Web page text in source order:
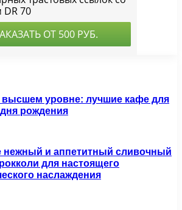
высшем уровне: лучшие кафе для
рождения
нежный и аппетитный сливочный
для настоящего
наслаждения